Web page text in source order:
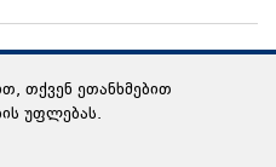
თქვენ ეთანხმებით
უფლებას.